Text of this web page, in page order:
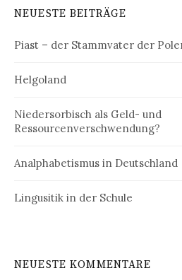
NEUESTE BEITRÄGE
Piast – der Stammvater der
Helgoland
Niedersorbisch als Geld- und
Ressourcenverschwendung?
Analphabetismus in Deutschland
Lingusitik in der Schule
NEUESTE KOMMENTARE